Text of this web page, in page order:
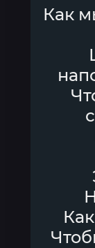
Как